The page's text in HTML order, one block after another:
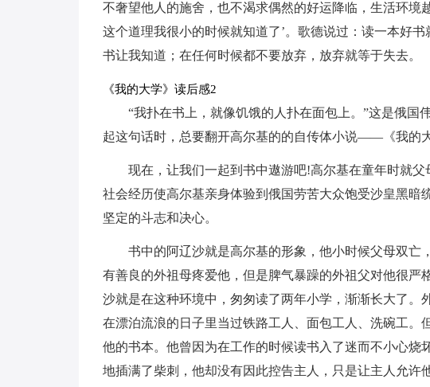
不奢望他人的施舍，也不渴求偶然的好运降临，生活环境
这个道理我很小的时候就知道了’。歌德说过：读一本好
书让我知道；在任何时候都不要放弃，放弃就等于失去。
《我的大学》读后感2
“我扑在书上，就像饥饿的人扑在面包上。”这是俄国
起这句话时，总要翻开高尔基的的自传体小说——《我的
现在，让我们一起到书中遨游吧!高尔基在童年时就
社会经历使高尔基亲身体验到俄国劳苦大众饱受沙皇黑暗
坚定的斗志和决心。
书中的阿辽沙就是高尔基的形象，他小时候父母双亡
有善良的外祖母疼爱他，但是脾气暴躁的外祖父对他很严
沙就是在这种环境中，匆匆读了两年小学，渐渐长大了。
在漂泊流浪的日子里当过铁路工人、面包工人、洗碗工。
他的书本。他曾因为在工作的时候读书入了迷而不小心烧
地插满了柴刺，他却没有因此控告主人，只是让主人允许